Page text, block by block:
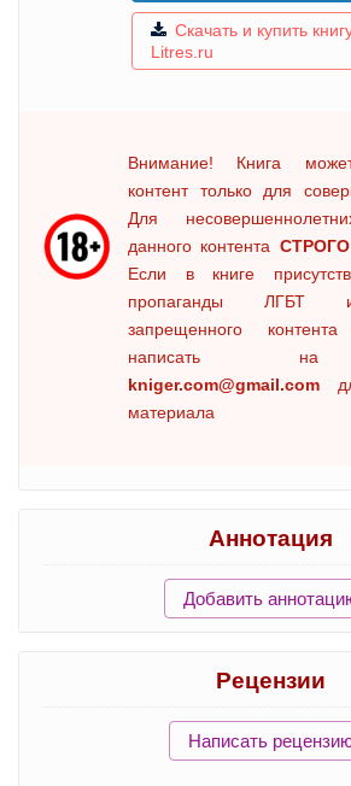
Скачать и купить
Litres.ru
Внимание! Книга
контент только для
Для
данного контента
Если в книге
пропаганды ЛГБТ
запрещенного
написать
kniger.com@gmail.com
материала
Аннотация
Добавить
Рецензии
Написать